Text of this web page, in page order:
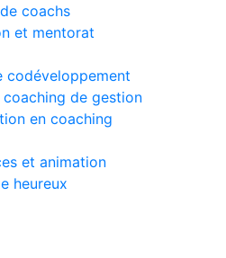
coachs
et mentorat
codéveloppement
coaching de gestion
en coaching
et animation
heureux